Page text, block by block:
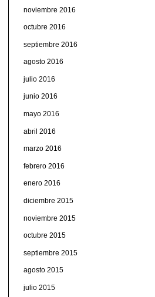
noviembre 2016
octubre 2016
septiembre 2016
agosto 2016
julio 2016
junio 2016
mayo 2016
abril 2016
marzo 2016
febrero 2016
enero 2016
diciembre 2015
noviembre 2015
octubre 2015
septiembre 2015
agosto 2015
julio 2015